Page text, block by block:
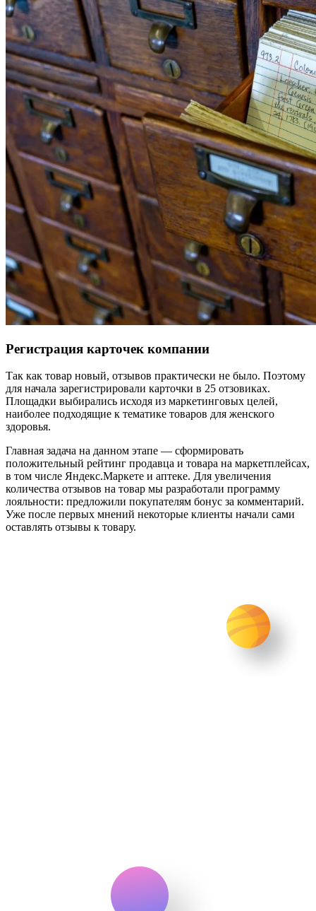
Регистрация карточек компании
Так как товар новый, отзывов практически не было. Поэтому
для начала зарегистрировали карточки в 25 отзовиках.
Площадки выбирались исходя из маркетинговых целей,
наиболее подходящие к тематике товаров для женского
здоровья.
Главная задача на данном этапе — сформировать
положительный рейтинг продавца и товара на маркетплейсах,
в том числе Яндекс.Маркете и аптеке. Для увеличения
количества отзывов на товар мы разработали программу
лояльности: предложили покупателям бонус за комментарий.
Уже после первых мнений некоторые клиенты начали сами
оставлять отзывы к товару.